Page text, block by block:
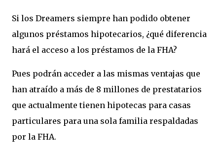
Si los Dreamers siempre han podido obtener
algunos préstamos hipotecarios, ¿qué diferencia
hará el acceso a los préstamos de la FHA?
Pues podrán acceder a las mismas ventajas que
han atraído a más de 8 millones de prestatarios
que actualmente tienen hipotecas para casas
particulares para una sola familia respaldadas
por la FHA.